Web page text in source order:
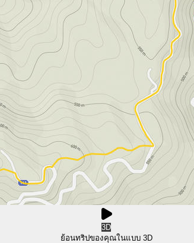
3D
ย้อนทริปของคุณในแบบ 3D